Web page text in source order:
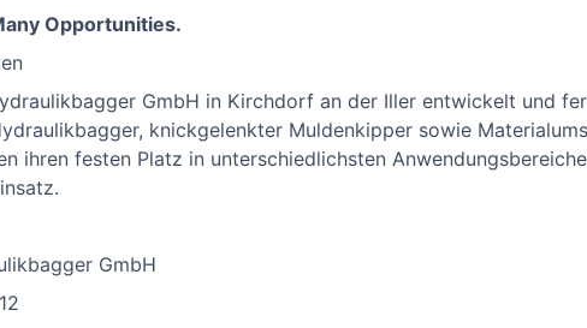
Opportunities.
GmbH in Kirchdorf an der Iller entwickelt und
knickgelenkter Muldenkipper sowie
ihren festen Platz in unterschiedlichsten
GmbH